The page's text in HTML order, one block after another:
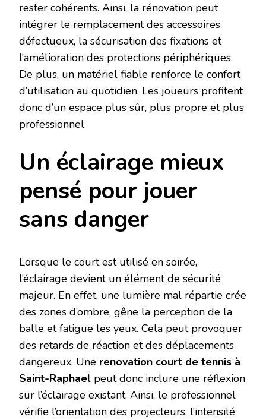
rester cohérents. Ainsi, la rénovation peut
intégrer le remplacement des accessoires
défectueux, la sécurisation des fixations et
l’amélioration des protections périphériques.
De plus, un matériel fiable renforce le confort
d’utilisation au quotidien. Les joueurs profitent
donc d’un espace plus sûr, plus propre et plus
professionnel.
Un éclairage mieux
pensé pour jouer
sans danger
Lorsque le court est utilisé en soirée,
l’éclairage devient un élément de sécurité
majeur. En effet, une lumière mal répartie crée
des zones d’ombre, gêne la perception de la
balle et fatigue les yeux. Cela peut provoquer
des retards de réaction et des déplacements
dangereux. Une renovation court de tennis à
Saint-Raphael peut donc inclure une réflexion
sur l’éclairage existant. Ainsi, le professionnel
vérifie l’orientation des projecteurs, l’intensité